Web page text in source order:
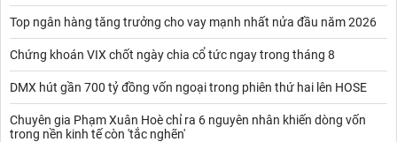
Top ngân hàng tăng trưởng cho vay mạnh nhất nửa đầu năm 2026
Chứng khoán VIX chốt ngày chia cổ tức ngay trong tháng 8
DMX hút gần 700 tỷ đồng vốn ngoại trong phiên thứ hai lên HOSE
Chuyên gia Phạm Xuân Hoè chỉ ra 6 nguyên nhân khiến dòng vốn
trong nền kinh tế còn 'tắc nghẽn'